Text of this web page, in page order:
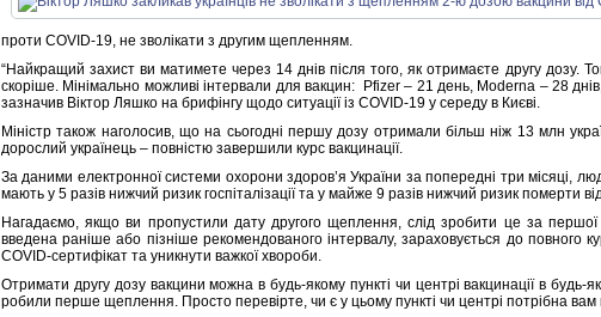
проти COVID-19, не зволікати з другим щепленням.
“Найкращий захист ви матимете через 14 днів після того, як отримаєте другу дозу.
скоріше. Мінімально можливі інтервали для вакцин: Pfizer – 21 день, Moderna – 28
зазначив Віктор Ляшко на брифінгу щодо ситуації із COVID-19 у середу в Києві.
Міністр також наголосив, що на сьогодні першу дозу отримали більш ніж 13 млн
дорослий українець – повністю завершили курс вакцинації.
За даними електронної системи охорони здоров’я України за попередні три місяці,
мають у 5 разів нижчий ризик госпіталізації та у майже 9 разів нижчий ризик померти
Нагадаємо, якщо ви пропустили дату другого щеплення, слід зробити це за
введена раніше або пізніше рекомендованого інтервалу, зараховується до повного
COVID-сертифікат та уникнути важкої хвороби.
Отримати другу дозу вакцини можна в будь-якому пункті чи центрі вакцинації в будь-
робили перше щеплення. Просто перевірте, чи є у цьому пункті чи центрі потрібна вам